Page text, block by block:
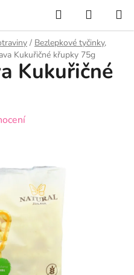
Hledat
KOŠÍK
/ Bezlepkové tyčinky,
Kukuřičné křupky 75g
Kukuřičné